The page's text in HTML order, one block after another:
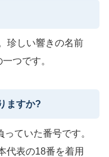
珍しい響きの名前
つです。
ますか?
ていた番号です。
代表の18番を着用